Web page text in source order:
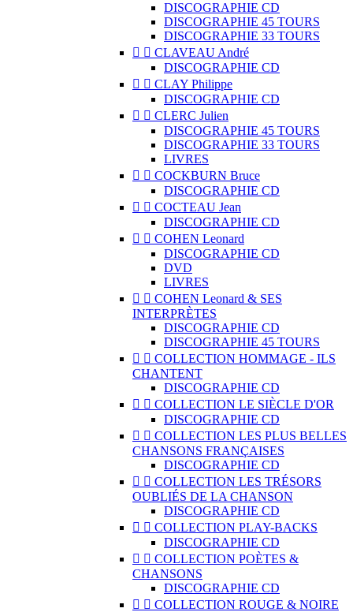
DISCOGRAPHIE CD
DISCOGRAPHIE 45 TOURS
DISCOGRAPHIE 33 TOURS
  CLAVEAU André
DISCOGRAPHIE CD
  CLAY Philippe
DISCOGRAPHIE CD
  CLERC Julien
DISCOGRAPHIE 45 TOURS
DISCOGRAPHIE 33 TOURS
LIVRES
  COCKBURN Bruce
DISCOGRAPHIE CD
  COCTEAU Jean
DISCOGRAPHIE CD
  COHEN Leonard
DISCOGRAPHIE CD
DVD
LIVRES
  COHEN Leonard & SES
INTERPRÈTES
DISCOGRAPHIE CD
DISCOGRAPHIE 45 TOURS
  COLLECTION HOMMAGE - ILS
CHANTENT
DISCOGRAPHIE CD
  COLLECTION LE SIÈCLE D'OR
DISCOGRAPHIE CD
  COLLECTION LES PLUS BELLES
CHANSONS FRANÇAISES
DISCOGRAPHIE CD
  COLLECTION LES TRÉSORS
OUBLIÉS DE LA CHANSON
DISCOGRAPHIE CD
  COLLECTION PLAY-BACKS
DISCOGRAPHIE CD
  COLLECTION POÈTES &
CHANSONS
DISCOGRAPHIE CD
  COLLECTION ROUGE & NOIRE